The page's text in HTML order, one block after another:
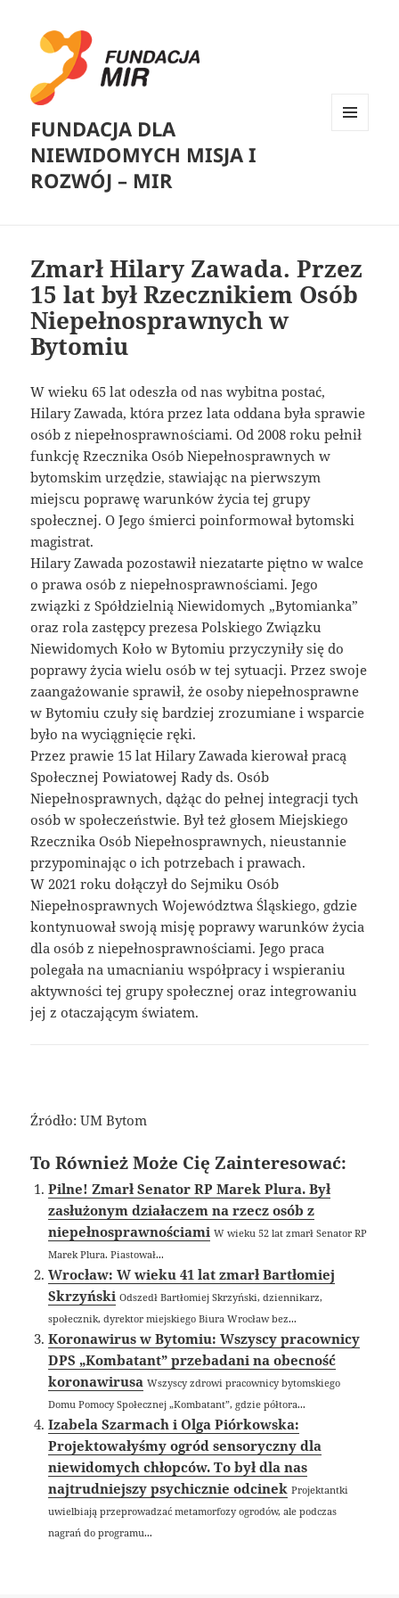
FUNDACJA DLA
NIEWIDOMYCH MISJA I
ROZWÓJ – MIR
Zmarł Hilary Zawada. Przez
15 lat był Rzecznikiem Osób
Niepełnosprawnych w
Bytomiu
W wieku 65 lat odeszła od nas wybitna postać,
Hilary Zawada, która przez lata oddana była sprawie
osób z niepełnosprawnościami. Od 2008 roku pełnił
funkcję Rzecznika Osób Niepełnosprawnych w
bytomskim urzędzie, stawiając na pierwszym
miejscu poprawę warunków życia tej grupy
społecznej. O Jego śmierci poinformował bytomski
magistrat.
Hilary Zawada pozostawił niezatarte piętno w walce
o prawa osób z niepełnosprawnościami. Jego
związki z Spółdzielnią Niewidomych „Bytomianka”
oraz rola zastępcy prezesa Polskiego Związku
Niewidomych Koło w Bytomiu przyczyniły się do
poprawy życia wielu osób w tej sytuacji. Przez swoje
zaangażowanie sprawił, że osoby niepełnosprawne
w Bytomiu czuły się bardziej zrozumiane i wsparcie
było na wyciągnięcie ręki.
Przez prawie 15 lat Hilary Zawada kierował pracą
Społecznej Powiatowej Rady ds. Osób
Niepełnosprawnych, dążąc do pełnej integracji tych
osób w społeczeństwie. Był też głosem Miejskiego
Rzecznika Osób Niepełnosprawnych, nieustannie
przypominając o ich potrzebach i prawach.
W 2021 roku dołączył do Sejmiku Osób
Niepełnosprawnych Województwa Śląskiego, gdzie
kontynuował swoją misję poprawy warunków życia
dla osób z niepełnosprawnościami. Jego praca
polegała na umacnianiu współpracy i wspieraniu
aktywności tej grupy społecznej oraz integrowaniu
jej z otaczającym światem.
Źródło: UM Bytom
To Również Może Cię Zainteresować:
Pilne! Zmarł Senator RP Marek Plura. Był
zasłużonym działaczem na rzecz osób z
niepełnosprawnościami W wieku 52 lat zmarł Senator RP
Marek Plura. Piastował...
Wrocław: W wieku 41 lat zmarł Bartłomiej
Skrzyński Odszedł Bartłomiej Skrzyński, dziennikarz,
społecznik, dyrektor miejskiego Biura Wrocław bez...
Koronawirus w Bytomiu: Wszyscy pracownicy
DPS „Kombatant” przebadani na obecność
koronawirusa Wszyscy zdrowi pracownicy bytomskiego
Domu Pomocy Społecznej „Kombatant”, gdzie półtora...
Izabela Szarmach i Olga Piórkowska:
Projektowałyśmy ogród sensoryczny dla
niewidomych chłopców. To był dla nas
najtrudniejszy psychicznie odcinek Projektantki
uwielbiają przeprowadzać metamorfozy ogrodów, ale podczas
nagrań do programu...